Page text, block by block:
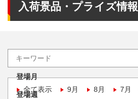
入荷景品・プライズ情報
登場月
全て表示
9月 8月 7月
登場週